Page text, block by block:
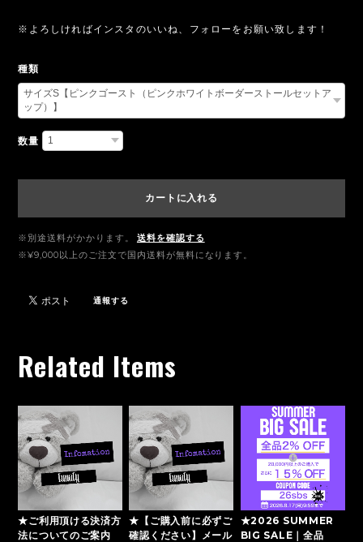
※よろしければインスタのいいね、フォローをお願い致します！
種類
数量
カートに入れる
※別途送料がかかります。
送料を確認する
※¥9,000以上のご注文で国内送料が無料になります。
通報する
Related Items
★ご利用頂ける決済方
法についてのご案内
★【ご購入前に必ずご
確認ください】メール
★2026 SUMMER
BIG SALE｜全品